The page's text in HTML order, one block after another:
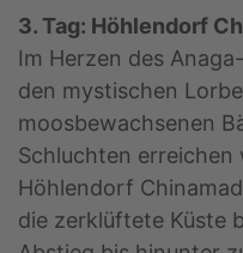
3. Tag: Höhlendorf
Im Herzen des
den mystischen
moosbewachsenen
Schluchten erreichen
Höhlendorf
die zerklüftete Küste